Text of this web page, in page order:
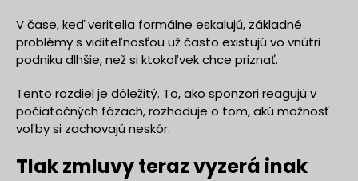
V čase, keď veritelia formálne eskalujú, základné
problémy s viditeľnosťou už často existujú vo vnútri
podniku dlhšie, než si ktokoľvek chce priznať.
Tento rozdiel je dôležitý. To, ako sponzori reagujú v
počiatočných fázach, rozhoduje o tom, akú možnosť
voľby si zachovajú neskôr.
Tlak zmluvy teraz vyzerá inak